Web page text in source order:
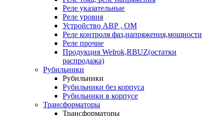
Реле указательные
Реле уровня
Устройство АВР , ОМ
Реле контроля фаз,напряжения,мощности
Реле прочие
Продукция Welrok,RBUZ(остатки
распродажа)
Рубильники
Рубильники
Рубильники без корпуса
Рубильники в корпусе
Трансформаторы
Трансформаторы